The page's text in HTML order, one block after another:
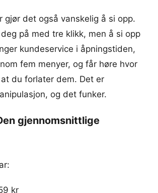
gjør det også vanskelig å si opp.
på med tre klikk, men å si opp
kundeservice i åpningstiden,
fem menyer, og får høre hvor
du forlater dem. Det er
og det funker.
gjennomsnittlige
kr